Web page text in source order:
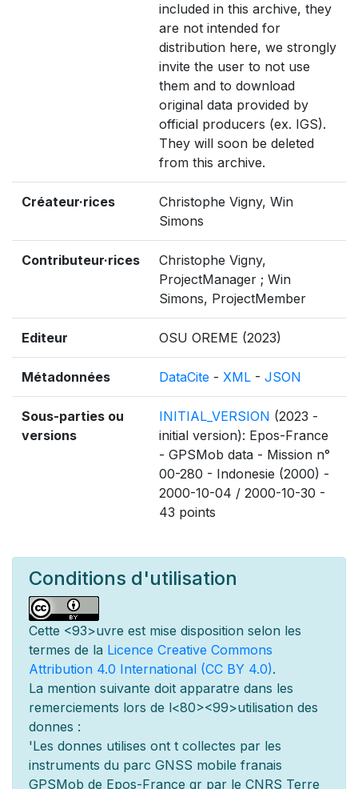
included in this archive, they
are not intended for
distribution here, we strongly
invite the user to not use
them and to download
original data provided by
official producers (ex. IGS).
They will soon be deleted
from this archive.
Créateur·rices
Christophe Vigny, Win
Simons
Contributeur·rices
Christophe Vigny,
ProjectManager ; Win
Simons, ProjectMember
Editeur OSU OREME (2023)
Métadonnées DataCite - XML - JSON
Sous-parties ou
versions
INITIAL_VERSION (2023 -
initial version): Epos-France
- GPSMob data - Mission n°
00-280 - Indonesie (2000) -
2000-10-04 / 2000-10-30 -
43 points
Conditions d'utilisation
Cette <93>uvre est mise disposition selon les
termes de la Licence Creative Commons
Attribution 4.0 International (CC BY 4.0).
La mention suivante doit apparatre dans les
remerciements lors de l<80><99>utilisation des
donnes :
'Les donnes utilises ont t collectes par les
instruments du parc GNSS mobile franais
GPSMob de Epos-France gr par le CNRS Terre